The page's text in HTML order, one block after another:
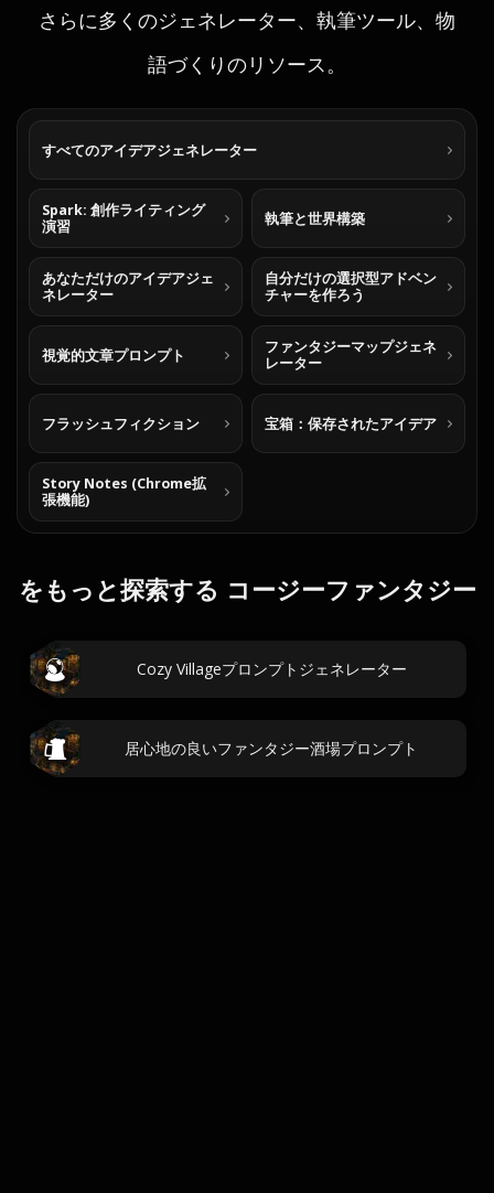
さらに多くのジェネレーター、執筆ツール、物
語づくりのリソース。
すべてのアイデアジェネレーター
Spark: 創作ライティング
演習
執筆と世界構築
あなただけのアイデアジェ
ネレーター
自分だけの選択型アドベン
チャーを作ろう
視覚的文章プロンプト
ファンタジーマップジェネ
レーター
フラッシュフィクション 宝箱：保存されたアイデア
Story Notes (Chrome拡
張機能)
をもっと探索する コージーファンタジー
Cozy Villageプロンプトジェネレーター
居心地の良いファンタジー酒場プロンプト